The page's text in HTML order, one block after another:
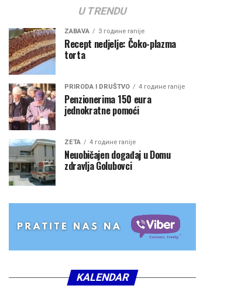
U TRENDU
ZABAVA 3 године ranije
Recept nedjelje: Čoko-plazma
torta
PRIRODA I DRUŠTVO 4 године ranije
Penzionerima 150 eura
jednokratne pomoći
ZETA 4 године ranije
Neuobičajen događaj u Domu
zdravlja Golubovci
KALENDAR